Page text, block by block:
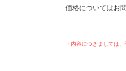
価格についてはお
・内容につきましては